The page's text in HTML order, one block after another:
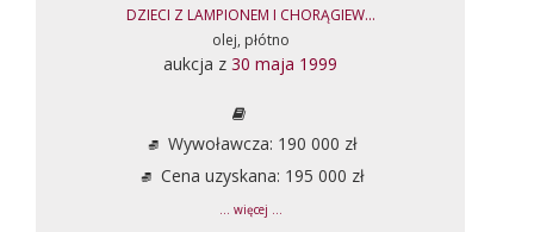
DZIECI Z LAMPIONEM I CHORĄGIEW...
olej, płótno
aukcja z 30 maja 1999
Wywoławcza: 190 000 zł
Cena uzyskana: 195 000 zł
... więcej ...